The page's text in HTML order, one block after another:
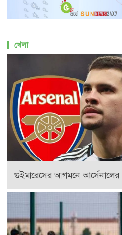
খেলা
গুইমারেসের আগমনে আর্সেনালের